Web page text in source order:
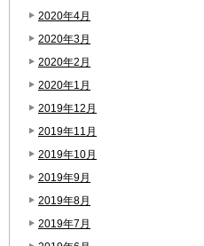
2020年4月
2020年3月
2020年2月
2020年1月
2019年12月
2019年11月
2019年10月
2019年9月
2019年8月
2019年7月